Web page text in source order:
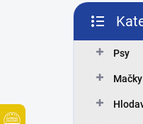
B
č
kategórie
Psy
Mačky